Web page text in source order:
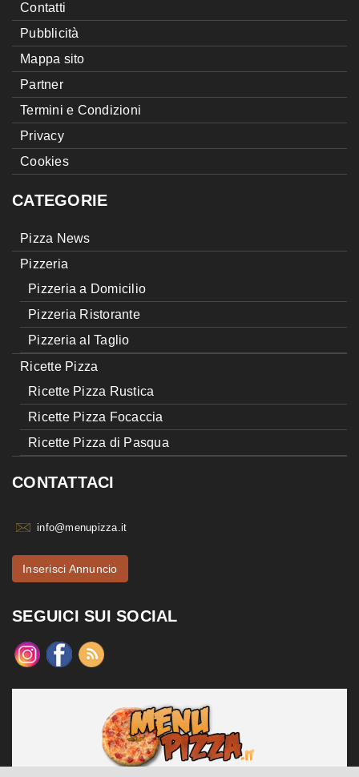
Contatti
Pubblicità
Mappa sito
Partner
Termini e Condizioni
Privacy
Cookies
CATEGORIE
Pizza News
Pizzeria
Pizzeria a Domicilio
Pizzeria Ristorante
Pizzeria al Taglio
Ricette Pizza
Ricette Pizza Rustica
Ricette Pizza Focaccia
Ricette Pizza di Pasqua
CONTATTACI
info@menupizza.it
Inserisci Annuncio
SEGUICI SUI SOCIAL